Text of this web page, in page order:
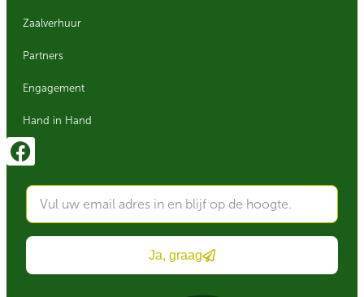
Zaalverhuur
Partners
Engagement
Hand in Hand
Ja, graag